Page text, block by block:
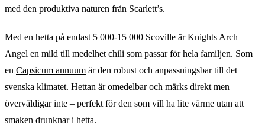
med den produktiva naturen från Scarlett’s.
Med en hetta på endast 5 000-15 000 Scoville är Knights Arch
Angel en mild till medelhet chili som passar för hela familjen. Som
en Capsicum annuum är den robust och anpassningsbar till det
svenska klimatet. Hettan är omedelbar och märks direkt men
överväldigar inte – perfekt för den som vill ha lite värme utan att
smaken drunknar i hetta.